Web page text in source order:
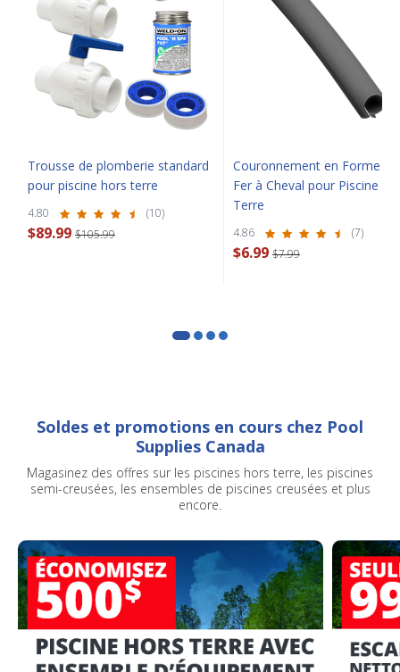
Trousse de plomberie standard
pour piscine hors terre
4.80 (10)
$89.99 $105.99
Couronnement en Forme de
Fer à Cheval pour Piscine
Terre
4.86 (7)
$6.99 $7.99
Soldes et promotions en cours chez Pool
Supplies Canada
Magasinez des offres sur les piscines hors terre, les piscines
semi-creusées, les ensembles de piscines creusées et plus
encore.